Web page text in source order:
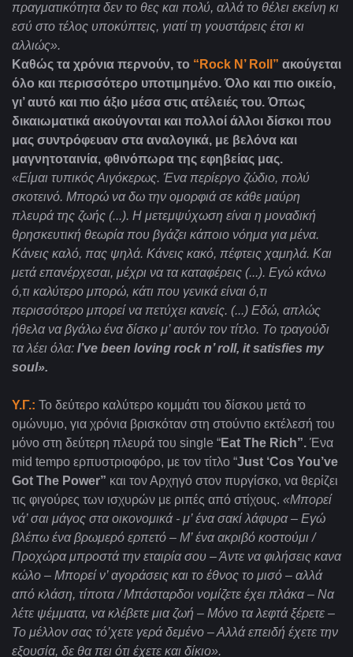
πραγματικότητα δεν το θες και πολύ, αλλά το θέλει εκείνη κι
εσύ στο τέλος υποκύπτεις, γιατί τη γουστάρεις έτσι κι
αλλιώς».
Καθώς τα χρόνια περνούν, το “ Rock N’ Roll” ακούγεται
όλο και περισσότερο υποτιμημένο. Όλο και πιο οικείο,
γι’ αυτό και πιο άξιο μέσα στις ατέλειές του. Όπως
δικαιωματικά ακούγονται και πολλοί άλλοι δίσκοι που
μας συντρόφευαν στα αναλογικά, με βελόνα και
μαγνητοταινία, φθινόπωρα της εφηβείας μας.
«Είμαι τυπικός Αιγόκερως. Ένα περίεργο ζώδιο, πολύ
σκοτεινό. Μπορώ να δω την ομορφιά σε κάθε μαύρη
πλευρά της ζωής (...). Η μετεμψύχωση είναι η μοναδική
θρησκευτική θεωρία που βγάζει κάποιο νόημα για μένα.
Κάνεις καλό, πας ψηλά. Κάνεις κακό, πέφτεις χαμηλά. Και
μετά επανέρχεσαι, μέχρι να τα καταφέρεις (...). Εγώ κάνω
ό,τι καλύτερο μπορώ, κάτι που γενικά είναι ό,τι
περισσότερο μπορεί να πετύχει κανείς. (...) Εδώ, απλώς
ήθελα να βγάλω ένα δίσκο μ’ αυτόν τον τίτλο. Το τραγούδι
τα λέει όλα: I’ve been loving rock n’ roll, it satisfies my
soul».
Υ.Γ.: Το δεύτερο καλύτερο κομμάτι του δίσκου μετά το
ομώνυμο, για χρόνια βρισκόταν στη στούντιο εκτέλεσή του
μόνο στη δεύτερη πλευρά του single “Eat The Rich”. Ένα
mid tempo ερπυστριοφόρο, με τον τίτλο “Just ‘Cos You’ve
Got The Power” και τον Αρχηγό στον πυργίσκο, να θερίζει
τις φιγούρες των ισχυρών με ριπές από στίχους. «Μπορεί
νά’ σαι μάγος στα οικονομικά - μ’ ένα σακί λάφυρα – Εγώ
βλέπω ένα βρωμερό ερπετό – Μ’ ένα ακριβό κοστούμι /
Προχώρα μπροστά την εταιρία σου – Άντε να φιλήσεις κανα
κώλο – Μπορεί ν’ αγοράσεις και το έθνος το μισό – αλλά
από κλάση, τίποτα / Μπάσταρδοι νομίζετε έχει πλάκα – Να
λέτε ψέμματα, να κλέβετε μια ζωή – Μόνο τα λεφτά ξέρετε –
Το μέλλον σας τό’χετε γερά δεμένο – Αλλά επειδή έχετε την
εξουσία, δε θα πει ότι έχετε και δίκιο».